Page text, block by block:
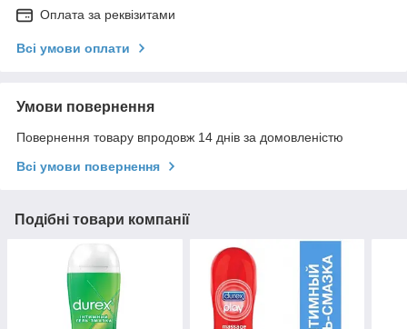
Оплата за реквізитами
Всі умови оплати
Умови повернення
Повернення товару впродовж 14 днів за домовленістю
Всі умови повернення
Подібні товари компанії